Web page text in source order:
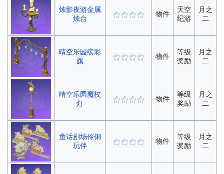
烛影夜游金属
烛台
物件
天空
纪游
月之
二
晴空乐园缤彩
旗
物件
等级
奖励
月之
二
晴空乐园魔杖
灯
物件
等级
奖励
月之
二
童话剧场伶俐
玩伴
物件
等级
奖励
月之
二